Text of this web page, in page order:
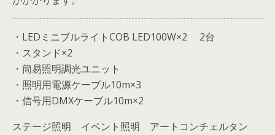
・LEDミニブルライトCOB LED100W×2 2台
・スタンド×2
・簡易照明調光ユニット
・照明用電源ケーブル10m×3
・信号用DMXケーブル10m×2
ステージ照明 イベント照明 アートコンチェルタン